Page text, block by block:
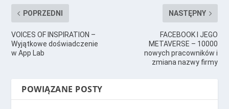
POPRZEDNI
VOICES OF INSPIRATION –
Wyjątkowe doświadczenie
w App Lab
NASTĘPNY
FACEBOOK I JEGO
METAVERSE – 10000
nowych pracowników i
zmiana nazwy firmy
POWIĄZANE POSTY